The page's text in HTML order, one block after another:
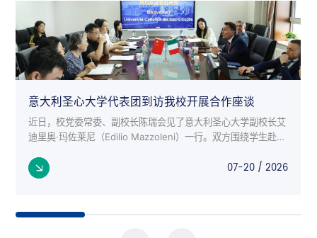
意大利圣心大学代表团到访我校开展合作座谈
近日，校党委常委、副校长陈瑞会见了意大利圣心大学副校长艾
迪里奥·玛佐莱尼（Edilio Mazzoleni）一行。双方围绕学生赴意
利来...
07-20 / 2026